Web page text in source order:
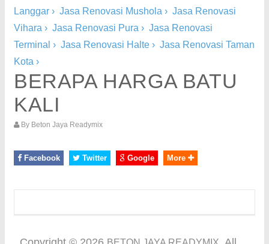
Langgar › Jasa Renovasi Mushola › Jasa Renovasi
Vihara › Jasa Renovasi Pura › Jasa Renovasi
Terminal › Jasa Renovasi Halte › Jasa Renovasi Taman
Kota ›
BERAPA HARGA BATU
KALI
By Beton Jaya Readymix
Facebook Twitter Google More